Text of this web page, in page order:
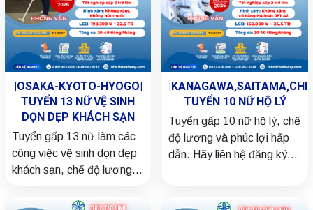
|OSAKA-KYOTO-HYOGO|
TUYỂN 13 NỮ VỆ SINH
DỌN DẸP KHÁCH SẠN
Tuyển gấp 13 nữ làm các
công việc vệ sinh dọn dẹp
khách sạn, chế độ lương
liên hệ đăng ký ngay nhé!
TUYỂN 10 NỮ HỘ LÝ
Tuyển gấp 10 nữ hộ lý, chế
độ lương và phúc lợi hấp
dẫn. Hãy liên hệ đăng ký